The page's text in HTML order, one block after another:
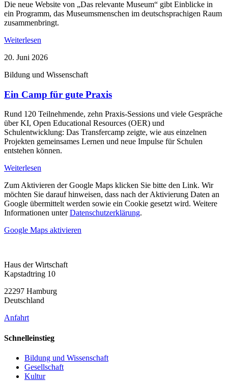
Die neue Website von „Das relevante Museum“ gibt Einblicke in
ein Programm, das Museumsmenschen im deutschsprachigen Raum
zusammenbringt.
Weiterlesen
20. Juni 2026
Bildung und Wissenschaft
Ein Camp für gute Praxis
Rund 120 Teilnehmende, zehn Praxis-Sessions und viele Gespräche
über KI, Open Educational Resources (OER) und
Schulentwicklung: Das Transfercamp zeigte, wie aus einzelnen
Projekten gemeinsames Lernen und neue Impulse für Schulen
entstehen können.
Weiterlesen
Zum Aktivieren der Google Maps klicken Sie bitte den Link. Wir
möchten Sie darauf hinweisen, dass nach der Aktivierung Daten an
Google übermittelt werden sowie ein Cookie gesetzt wird. Weitere
Informationen unterDatenschutzerklärung.
Google Maps aktivieren
Haus der Wirtschaft
Kapstadtring 10
22297 Hamburg
Deutschland
Anfahrt
Schnelleinstieg
Bildung und Wissenschaft
Gesellschaft
Kultur